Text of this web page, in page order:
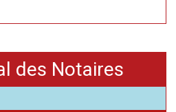
des Notaires